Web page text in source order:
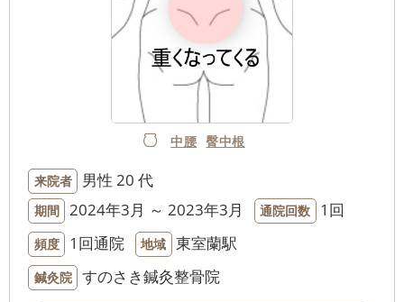
中腰 臀中根
来院者 男性 20 代
期間 2024年3月 ～ 2023年3月 通院回数 1回
頻度 1回通院 地域 東室蘭駅
鍼灸院 すのさき鍼灸整骨院